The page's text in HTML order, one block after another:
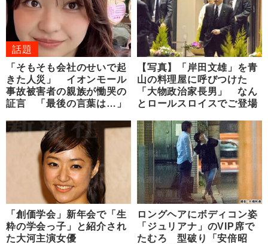
話題
「そもそも会社のせいで起
きた人災」 イオンモール
事故被害者の親族が慟哭の
証言 「最後の言葉は…」
【写真】「岸田文雄」を青
山の料理屋に呼びつけた
「大物政治家長男」 なん
とロールスロイスでご登場
「創価学会」新年会で「生
粋の学会っ子」と紹介され
た大河主演女優
ロングヘアにボディコン姿
「ジュリアナ」のVIP席で
たむろ 型破り「安倍昭